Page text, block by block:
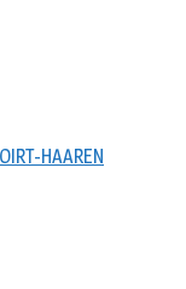
HAAREN